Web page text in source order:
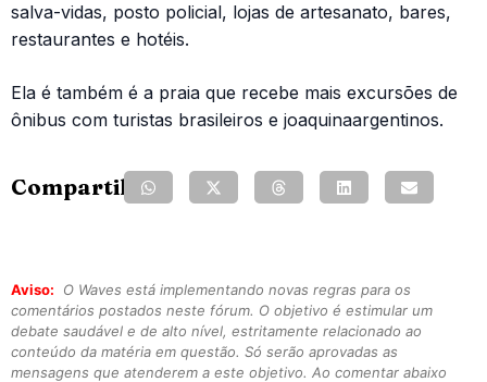
salva-vidas, posto policial, lojas de artesanato, bares,
restaurantes e hotéis.
Ela é também é a praia que recebe mais excursões de
ônibus com turistas brasileiros e joaquinaargentinos.
Compartilhe:
Aviso:
O Waves está implementando novas regras para os
comentários postados neste fórum. O objetivo é estimular um
debate saudável e de alto nível, estritamente relacionado ao
conteúdo da matéria em questão. Só serão aprovadas as
mensagens que atenderem a este objetivo. Ao comentar abaixo